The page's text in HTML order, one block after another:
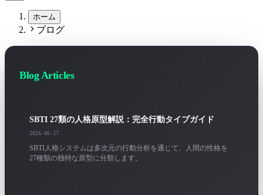
ホーム
ブログ
Blog Articles
SBTI 27類の人格原型解説：完全行動タイプガイド
2026-06-17
SBTI人格システムは多次元の行動分析を通じて、人間の性格を
27種類の独特な原型に分類します。